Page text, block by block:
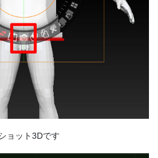
ョット3Dです